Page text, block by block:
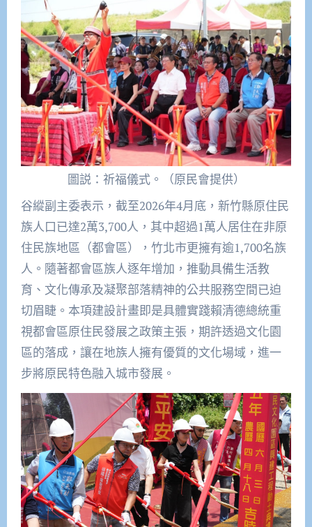
圖説：祈福儀式。（原民會提供）
谷縱副主委表示，截至2026年4月底，新竹縣原住民
族人口已達2萬3,700人，其中超過1萬人居住在非原
住民族地區（都會區），竹北市更擁有逾1,700名族
人。隨著都會區族人逐年增加，推動具備生活教
育、文化傳承及凝聚部落精神的公共服務空間已迫
切眉睫。本項建設計畫即是具體實踐賴清德總統重
視都會區原住民發展之政策主張， 期許透過文化園
區的落成，讓在地族人擁有優質的文化場域，進一
步將原民特色融入城市發展。